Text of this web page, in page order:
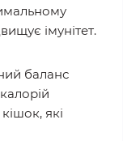
імунітет.
баланс
які